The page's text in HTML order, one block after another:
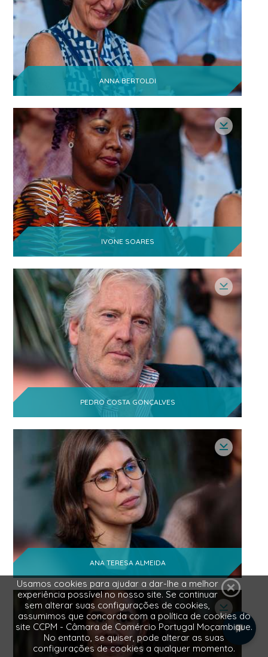
ANNA BERTOLDI
IVONE SOARES
PEDRO COSTA GONÇALVES
ANA TERESA ALMEIDA
Usamos cookies para ajudar a dar-lhe a melhor
experiência possível no nosso site. Se continuar
sem alterar suas configurações de cookies,
assumimos que concorda com a política de cookies do
site CCPM - Câmara de Comércio Portugal Moçambique.
No entanto, se quiser, pode alterar as suas
configurações de cookies a qualquer momento.